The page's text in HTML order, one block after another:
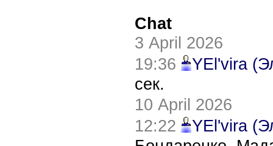
Chat
3 April 2026
19:36
YEl'vira
сек.
10 April 2026
12:22
YEl'vira